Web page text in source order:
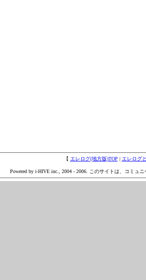
【 エレログ(地方版)TOP | エレログ
Powered by i-HIVE inc., 2004 - 2006. このサイトは、コミュ